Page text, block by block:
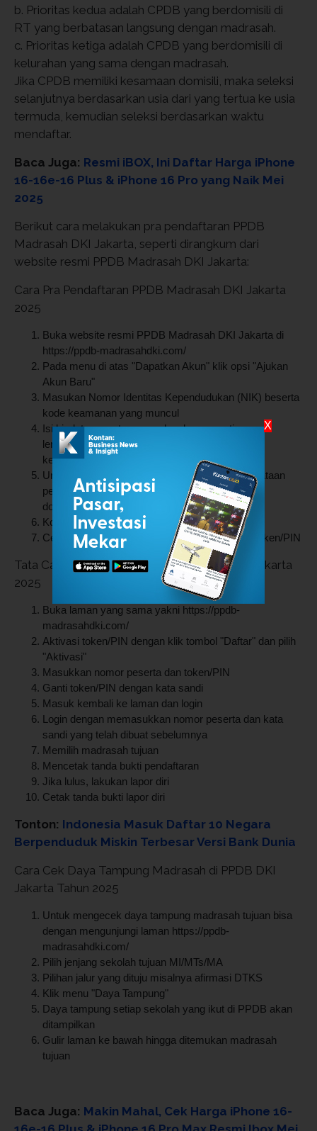
b. Prioritas kedua adalah CPDB yang berdomisili di
RT yang berbatasan langsung dengan madrasah.
c. Prioritas ketiga adalah CPDB yang berdomisili di
kelurahan yang sama dengan madrasah.
Jika CPDB memiliki kesamaan domisili, maka seleksi
selanjutnya berdasarkan usia dari yang tertua ke usia
termuda, kemudian seleksi berdasarkan waktu
mendaftar.
Baca Juga: Resmi iBOX, Ini Daftar Harga iPhone
16-16e-16 Plus & iPhone 16 Pro yang Naik Mei
2025
Berikut cara melakukan pra pendaftaran PPDB
Madrasah DKI Jakarta, seperti dirangkum dari
website resmi PPDB Madrasah DKI Jakarta:
Cara Pra Pendaftaran PPDB Madrasah DKI Jakarta
2025
Buka website resmi PPDB Madrasah DKI Jakarta di
https://ppdb-madrasahdki.com/
Pada menu di atas "Dapatkan Akun" klik opsi "Ajukan
Akun Baru"
Masukan Nomor Identitas Kependudukan (NIK) beserta
kode keamanan yang muncul
Isi biodata peserta secara lengkap seperti nama
lengkap, tanggal lahir, alamat murid, nomor akta
kelahiran dan lainnya
Unggah berkas Kartu Keluarga dan surat pernyataan
pertanggungjawaban mutlak tentang keabsahan
dokumen orang tua/wali peserta
Konfirmasi isian
Cetak tanda bukti pengajuan akun yang berisi token/PIN
Tata Cara Pendaftaran PPDB Madrasah DKI Jakarta
2025
Buka laman yang sama yakni https://ppdb-
madrasahdki.com/
Aktivasi token/PIN dengan klik tombol "Daftar" dan pilih
"Aktivasi"
Masukkan nomor peserta dan token/PIN
Ganti token/PIN dengan kata sandi
Masuk kembali ke laman dan login
Login dengan memasukkan nomor peserta dan kata
sandi yang telah dibuat sebelumnya
Memilih madrasah tujuan
Mencetak tanda bukti pendaftaran
Jika lulus, lakukan lapor diri
Cetak tanda bukti lapor diri
Tonton: Indonesia Masuk Daftar 10 Negara
Berpenduduk Miskin Terbesar Versi Bank Dunia
Cara Cek Daya Tampung Madrasah di PPDB DKI
Jakarta Tahun 2025
Untuk mengecek daya tampung madrasah tujuan bisa
dengan mengunjungi laman https://ppdb-
madrasahdki.com/
Pilih jenjang sekolah tujuan MI/MTs/MA
Pilihan jalur yang dituju misalnya afirmasi DTKS
Klik menu "Daya Tampung"
Daya tampung setiap sekolah yang ikut di PPDB akan
ditampilkan
Gulir laman ke bawah hingga ditemukan madrasah
tujuan
Baca Juga: Makin Mahal, Cek Harga iPhone 16-
X